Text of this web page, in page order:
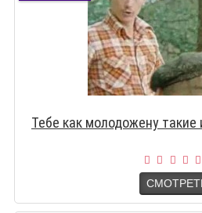
Тебе как молодожену